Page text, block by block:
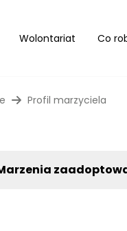
Wolontariat Co
Profil marzyciela